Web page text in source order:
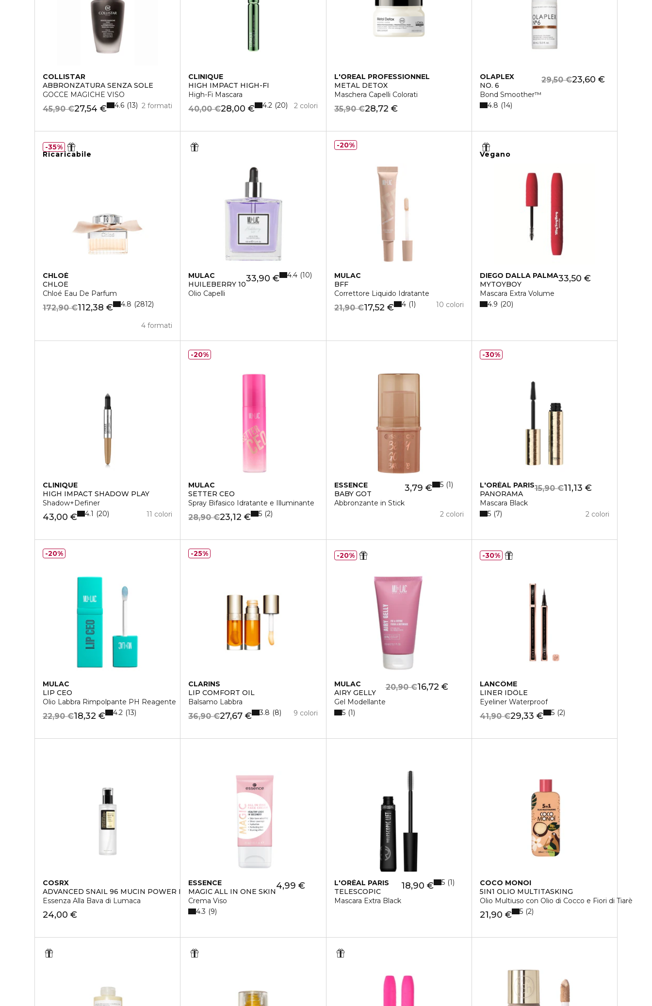
COLLISTAR
ABBRONZATURA SENZA SOLE
GOCCE MAGICHE VISO
27,54 €
45,90 € 2 formati
4.6 13
CLINIQUE
HIGH IMPACT HIGH-FI
High-Fi Mascara
28,00 €
40,00 € 2 colori
4.2 20
L'OREAL PROFESSIONNEL
METAL DETOX
Maschera Capelli Colorati
28,72 €
35,90 €
OLAPLEX
NO. 6
Bond Smoother™
23,60 €
29,50 €
4.8 14
Ricaricabile
CHLOÉ
CHLOÉ
Chloé Eau De Parfum
112,38 €
172,90 €
4 formati
4.8 2812
35%
MULAC
HUILEBERRY 10
Olio Capelli
33,90 € 4.4 10
MULAC
BFF
Correttore Liquido Idratante
17,52 €
21,90 € 10 colori
4 1
20%
Vegano
DIEGO DALLA PALMA
MYTOYBOY
Mascara Extra Volume
33,50 €
4.9 20
CLINIQUE
HIGH IMPACT SHADOW PLAY
Shadow+Definer
43,00 € 11 colori
4.1 20
MULAC
SETTER CEO
Spray Bifasico Idratante e Illuminante
23,12 €
28,90 € 5 2
20%
ESSENCE
BABY GOT
Abbronzante in Stick
3,79 €
2 colori
5 1
L'ORÉAL PARIS
PANORAMA
Mascara Black
11,13 €
15,90 €
2 colori
5 7
30%
MULAC
LIP CEO
Olio Labbra Rimpolpante PH Reagente
18,32 €
22,90 € 4.2 13
20%
CLARINS
LIP COMFORT OIL
Balsamo Labbra
27,67 €
36,90 € 9 colori
3.8 8
25%
MULAC
AIRY GELLY
Gel Modellante
16,72 €
20,90 €
5 1
20%
LANCÔME
LINER IDÔLE
Eyeliner Waterproof
29,33 €
41,90 € 5 2
30%
COSRX
ADVANCED SNAIL 96 MUCIN POWER ESSENCE
Essenza Alla Bava di Lumaca
24,00 €
ESSENCE
MAGIC ALL IN ONE SKIN
Crema Viso
4,99 €
4.3 9
L'ORÉAL PARIS
TELESCOPIC
Mascara Extra Black
18,90 € 5 1
COCO MONOI
5IN1 OLIO MULTITASKING
Olio Multiuso con Olio di Cocco e Fiori di Tiarè
21,90 € 5 2